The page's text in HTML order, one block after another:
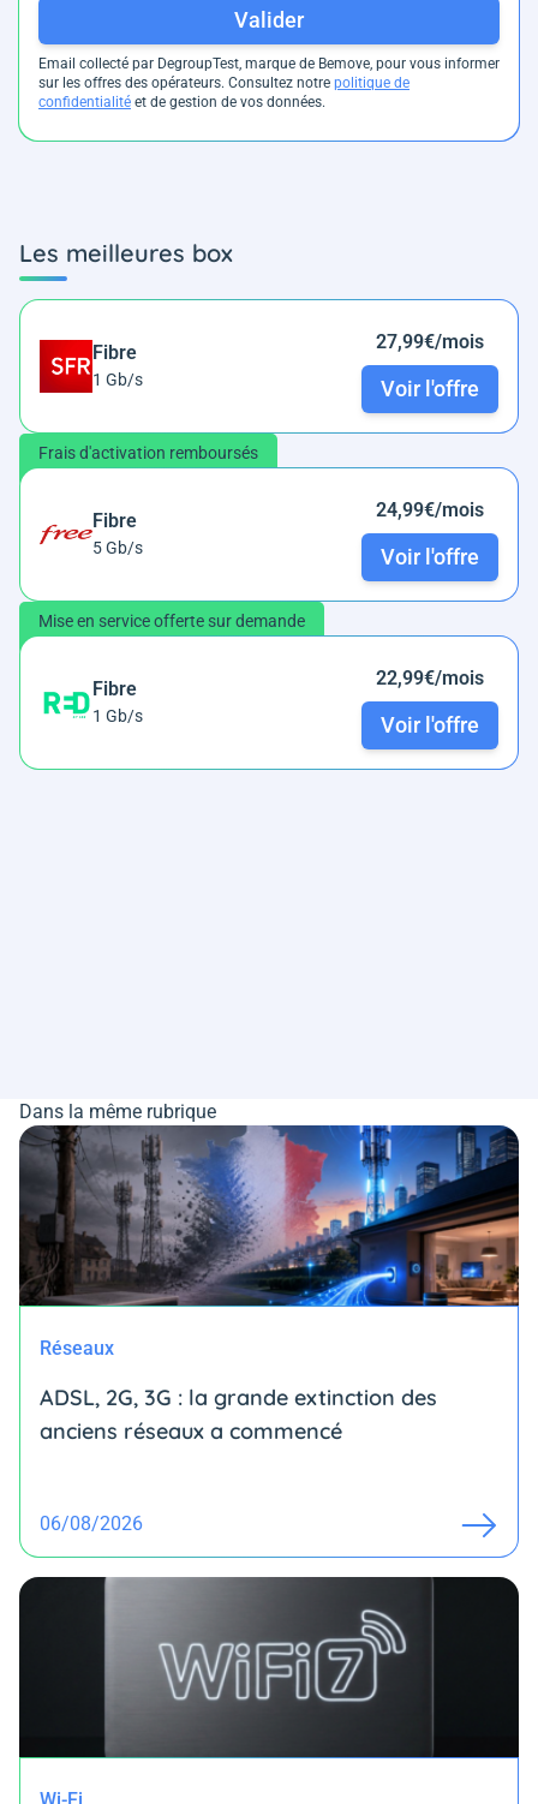
Valider
Email collecté par DegroupTest, marque de Bemove, pour vous informer
sur les offres des opérateurs. Consultez notre politique de
confidentialité et de gestion de vos données.
Les meilleures box
Fibre
1 Gb/s
27,99€/mois
Voir l'offre
Frais d'activation remboursés
Fibre
5 Gb/s
24,99€/mois
Voir l'offre
Mise en service offerte sur demande
Fibre
1 Gb/s
22,99€/mois
Voir l'offre
Dans la même rubrique
Réseaux
ADSL, 2G, 3G : la grande extinction des
anciens réseaux a commencé
06/08/2026